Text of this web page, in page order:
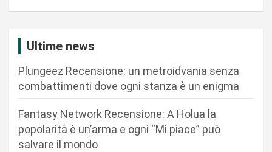
Ultime news
Plungeez Recensione: un metroidvania senza
combattimenti dove ogni stanza è un enigma
Fantasy Network Recensione: A Holua la
popolarità è un’arma e ogni “Mi piace” può
salvare il mondo